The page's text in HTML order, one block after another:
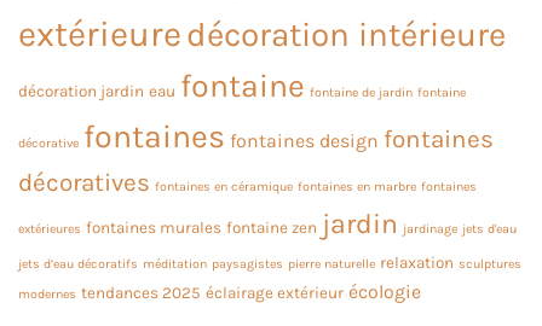
extérieuredécoration intérieure
décoration jardin eau fontaine fontaine de jardin fontaine
décorative fontaines fontaines design fontaines
décoratives fontaines en céramique fontaines en marbre fontaines
extérieures fontaines murales fontaine zen jardin jardinage jets d'eau
jets d’eau décoratifs méditation paysagistes pierre naturelle relaxation sculptures
modernes tendances 2025 éclairage extérieur écologie